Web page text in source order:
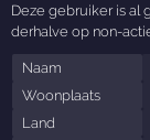
Deze gebruiker is al
derhalve op non-
Naam
Woonplaats
Land